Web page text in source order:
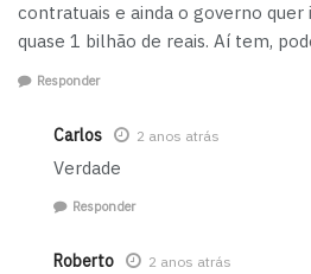
contratuais e ainda o governo
quase 1 bilhão de reais. Aí tem,
Responder
Carlos 2 anos atrás
Verdade
Responder
Roberto 2 anos atrás